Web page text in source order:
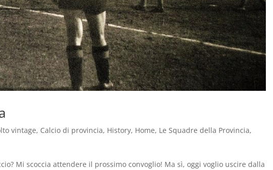
vintage, Calcio di provincia, History, Home, Le Squadre della Provincia,
Mi scoccia attendere il prossimo convoglio! Ma sì, oggi voglio uscire dalla